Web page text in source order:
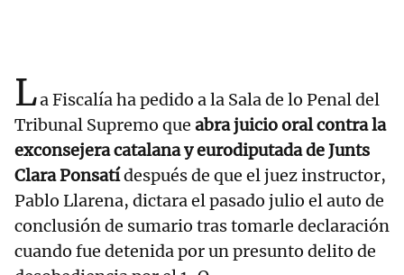
La Fiscalía ha pedido a la Sala de lo Penal del
Tribunal Supremo que abra juicio oral contra la
exconsejera catalana y eurodiputada de Junts
Clara Ponsatídespués de que el juez instructor,
Pablo Llarena, dictara el pasado julio el auto de
conclusión de sumario tras tomarle declaración
cuando fue detenida por un presunto delito de